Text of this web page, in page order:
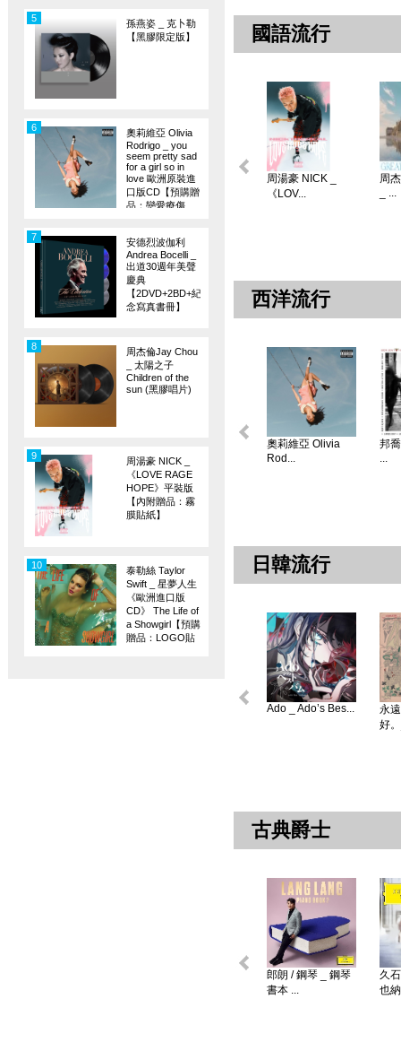
孫燕姿 _ 克卜勒
【黑膠限定版】
5
奧莉維亞 Olivia
Rodrigo _ you
seem pretty sad
for a girl so in
love 歐洲原裝進
口版CD【預購贈
品：戀愛療傷
6
安德烈波伽利
Andrea Bocelli _
出道30週年美聲
慶典
【2DVD+2BD+紀
念寫真書冊】
7
周杰倫Jay Chou
_ 太陽之子
Children of the
sun (黑膠唱片)
8
周湯豪 NICK _
《LOVE RAGE
HOPE》平裝版
【內附贈品：霧
膜貼紙】
9
泰勒絲 Taylor
Swift _ 星夢人生
《歐洲進口版
CD》 The Life of
a Showgirl【預購
贈品：LOGO貼
10
國語流行
周湯豪 NICK _
《LOV...
周
_ ...
西洋流行
奧莉維亞 Olivia
Rod...
邦
...
日韓流行
Ado _ Ado’s Bes...
永
好
古典爵士
郎朗 / 鋼琴 _ 鋼琴
書本 ...
久
也